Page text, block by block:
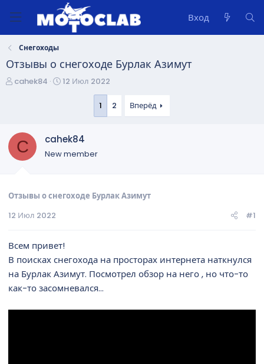
Вход
Снегоходы
Отзывы о снегоходе Бурлак Азимут
А
е
м
cahek84
Д
а
ч
12 Июл 2022
1 2 Вперёд
C cahek84
New member
Отзывы о снегоходе Бурлак Азимут
12 Июл 2022
#1
Всем привет!
В поисках снегохода на просторах интернета наткнулся
на Бурлак Азимут. Посмотрел обзор на него , но что-то
как-то засомневался...